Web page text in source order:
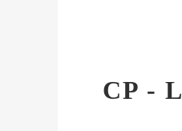
CP -